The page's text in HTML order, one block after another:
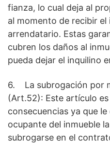
fianza, lo cual deja al
al momento de recibir el
arrendatario. Estas
cubren los daños al
pueda dejar el inquilino
6. La subrogación por
(Art.52): Este artículo
consecuencias ya que
ocupante del inmueble
subrogarse en el